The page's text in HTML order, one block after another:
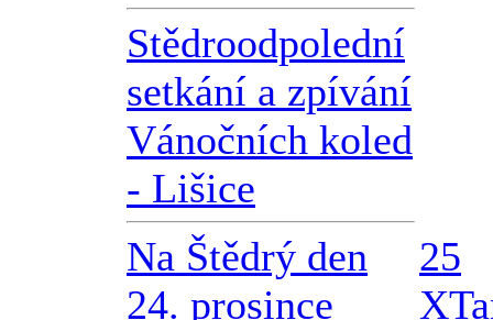
Stědroodpolední
setkání a zpívání
Vánočních koled
- Lišice
Na Štědrý den
24. prosince
25
X